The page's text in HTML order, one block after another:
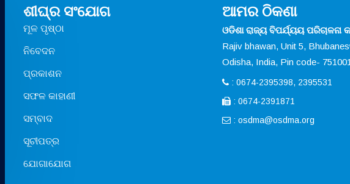
ଶୀଘ୍ର ସଂଯୋଗ
ମୂଳ ପୃଷ୍ଠା
ନିବେଦନ
ପ୍ରକାଶନ
ସଫଳ କାହାଣୀ
ସମ୍ବାଦ
ସୂଚୀପତ୍ର
ଯୋଗାଯୋଗ
ଆମର ଠିକଣା
ଓଡିଶା ରାଜ୍ୟ ବିପର୍ଯ୍ୟୟ ପରିଚାଳନା
Rajiv bhawan, Unit 5,
Odisha, India, Pin code- 751001
: 0674-2395398, 2395531
: 0674-2391871
: osdma@osdma.org